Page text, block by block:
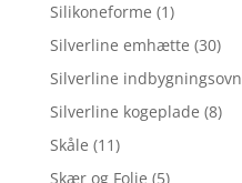
Silikoneforme (1)
Silverline emhætte (30)
Silverline indbygningsovn
Silverline kogeplade (8)
Skåle (11)
Skær og Folie (5)